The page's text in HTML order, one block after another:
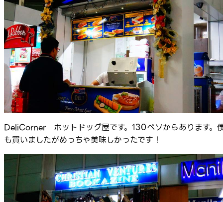
DeliCorner ホットドッグ屋です。130ペソからあります。
も買いましたがめっちゃ美味しかったです！